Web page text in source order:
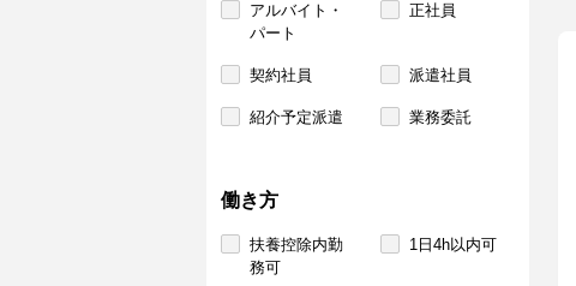
アルバイト・
パート
正社員
契約社員 派遣社員
紹介予定派遣 業務委託
働き方
扶養控除内勤
務可
1日4h以内可